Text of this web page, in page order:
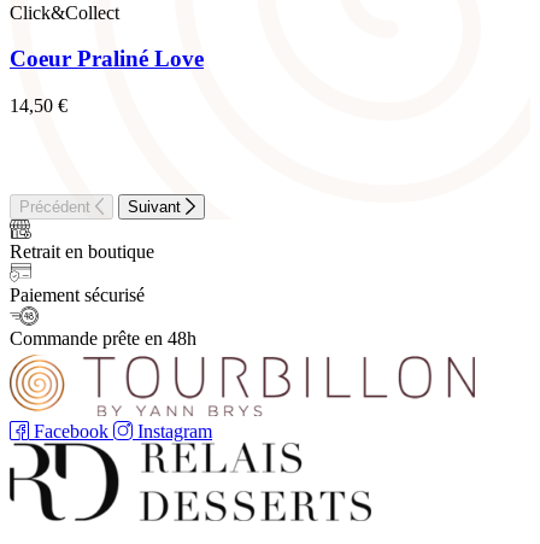
Click&Collect
Coeur Praliné Love
14,50 €
Précédent Suivant
Retrait en boutique
Paiement sécurisé
Commande prête en 48h
Facebook Instagram